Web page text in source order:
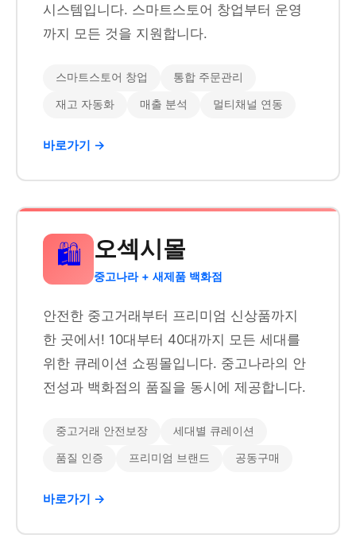
시스템입니다. 스마트스토어 창업부터 운영
까지 모든 것을 지원합니다.
스마트스토어 창업 통합 주문관리
재고 자동화 매출 분석 멀티채널 연동
바로가기 →
🛍️ 오섹시몰
중고나라 + 새제품 백화점
안전한 중고거래부터 프리미엄 신상품까지
한 곳에서! 10대부터 40대까지 모든 세대를
위한 큐레이션 쇼핑몰입니다. 중고나라의 안
전성과 백화점의 품질을 동시에 제공합니다.
중고거래 안전보장 세대별 큐레이션
품질 인증 프리미엄 브랜드 공동구매
바로가기 →